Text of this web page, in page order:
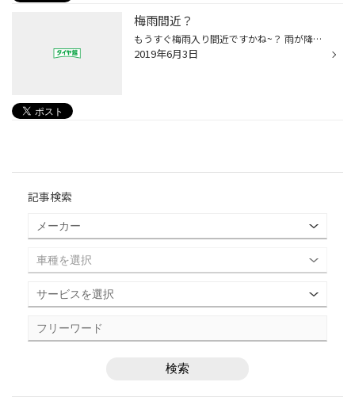
梅雨間近？
もうすぐ梅雨入り間近ですかね~？ 雨が降ると危険なのが擦り減ったタイヤ&年数が経過したタイヤ！ 擦り減ったタイヤは制動距離がかなり伸びてしまいま すし、ゴムが硬くなったタイヤも雨の日は滑りやすくなります。 安全の為にも早目の交換がオススメです！ 同時にスタッドレスの履きつぶしもご注意...
2019年6月3日
記事検索